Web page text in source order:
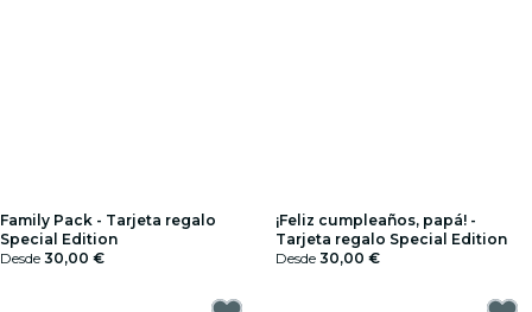
Family Pack - Tarjeta regalo
Special Edition
Desde 30,00 €
¡Feliz cumpleaños, papá! -
Tarjeta regalo Special Edition
Desde 30,00 €